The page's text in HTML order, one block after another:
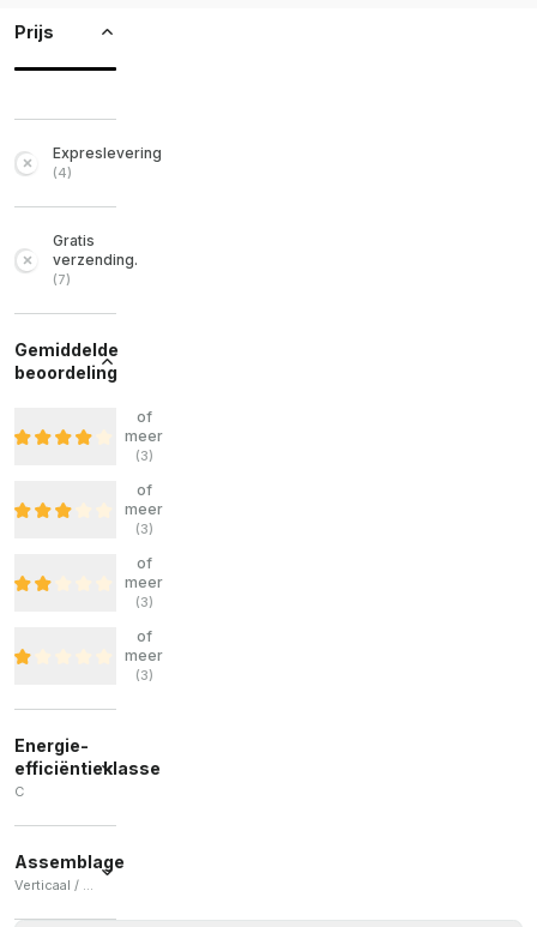
Prijs
Expreslevering
(4)
Gratis
verzending.
(7)
Gemiddelde
beoordeling
of
meer
(3)
of
meer
(3)
of
meer
(3)
of
meer
(3)
Energie-
efficiëntieklasse
C
Assemblage
Verticaal / Horizontaal / Verticaal en horizontaal